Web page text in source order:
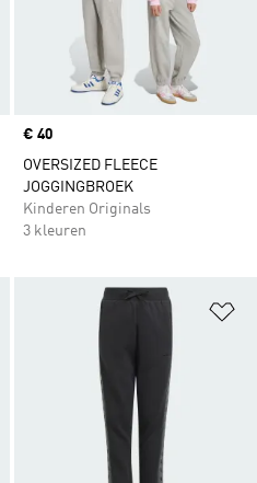
Price
€ 40
OVERSIZED FLEECE
JOGGINGBROEK
Kinderen Originals
3 kleuren
Op verlanglijst zetten